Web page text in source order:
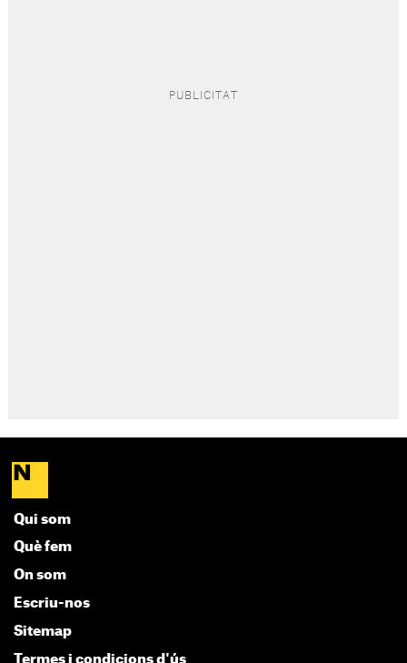
Qui som
Què fem
On som
Escriu-nos
Sitemap
Termes i condicions d'ús